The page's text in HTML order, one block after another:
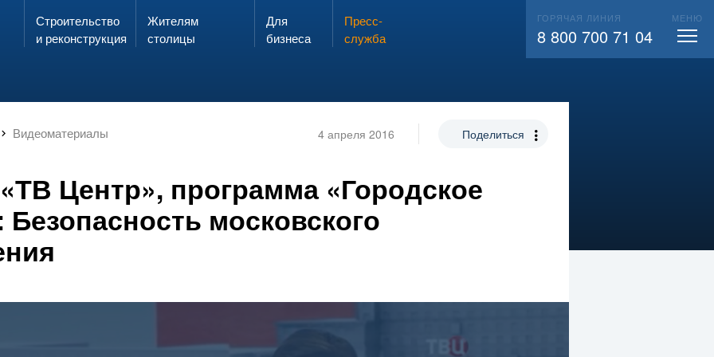
Запах газа?
ЗВОНИ 104 ВЫЗВАТЬ СЛЕСАРЯ
Строительство
и реконструкция
Жителям
столицы
Для
бизнеса
Пресс-
служба
ГОРЯЧАЯ ЛИНИЯ
8 800 700 71 04
МЕНЮ
Видеоматериалы 4 апреля 2016 Поделиться
Центр», программа «Городское
московского